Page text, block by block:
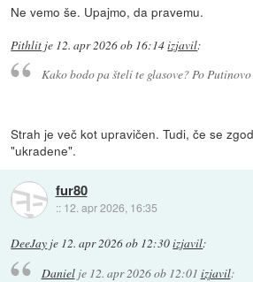
Ne vemo še. Upajmo, da pravemu.
Pithlit je 12. apr 2026 ob 16:14izjavil:
Kako bodo pa šteli te glasove? Po
Strah je več kot upravičen. Tudi, če se
"ukradene".
fur80
:: 12. apr 2026, 16:35
DeeJay je 12. apr 2026 ob 12:30izjavil:
Danielje 12. apr 2026 ob 12:01 izjavil: